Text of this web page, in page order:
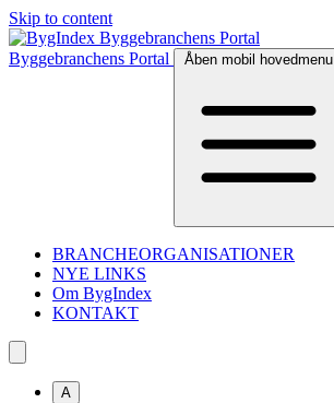
Skip to content
Byggebranchens Portal Åben mobil hovedmenu
BRANCHEORGANISATIONER
NYE LINKS
Om BygIndex
KONTAKT
A